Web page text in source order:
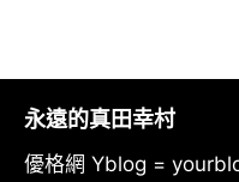
永遠的真田幸村
優格網 Yblog =